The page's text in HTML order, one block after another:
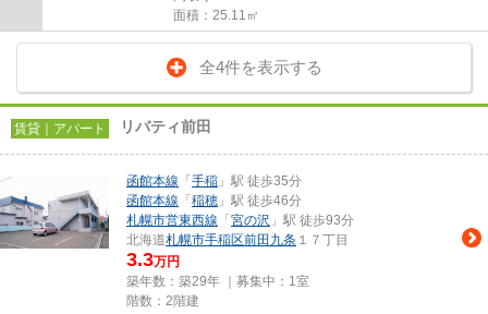
面積：25.11㎡
全4件を表示する
賃貸｜アパート リバティ前田
函館本線 「 手稲 」駅 徒歩35分
函館本線 「 稲穂 」駅 徒歩46分
札幌市営東西線 「 宮の沢 」駅 徒歩93分
北海道札幌市手稲区前田九条 １７丁目
3.3万円
築年数：築29年 ｜募集中： 1室
階数：2階建